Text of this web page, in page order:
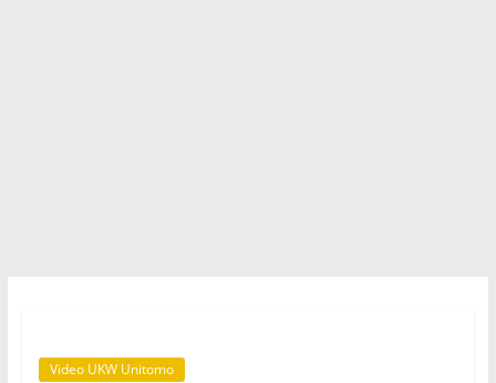
Video UKW Unitomo